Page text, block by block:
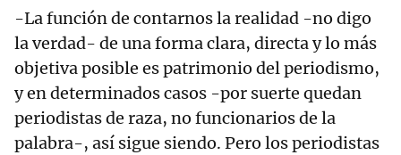
-La función de contarnos la realidad -no digo
la verdad- de una forma clara, directa y lo más
objetiva posible es patrimonio del periodismo,
y en determinados casos -por suerte quedan
periodistas de raza, no funcionarios de la
palabra-, así sigue siendo. Pero los periodistas